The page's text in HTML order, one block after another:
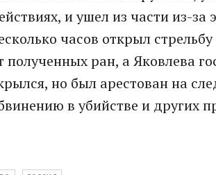
и ушел из части из-за
часов открыл
полученных ран, а Яковлева
но был арестован на
в убийстве и других